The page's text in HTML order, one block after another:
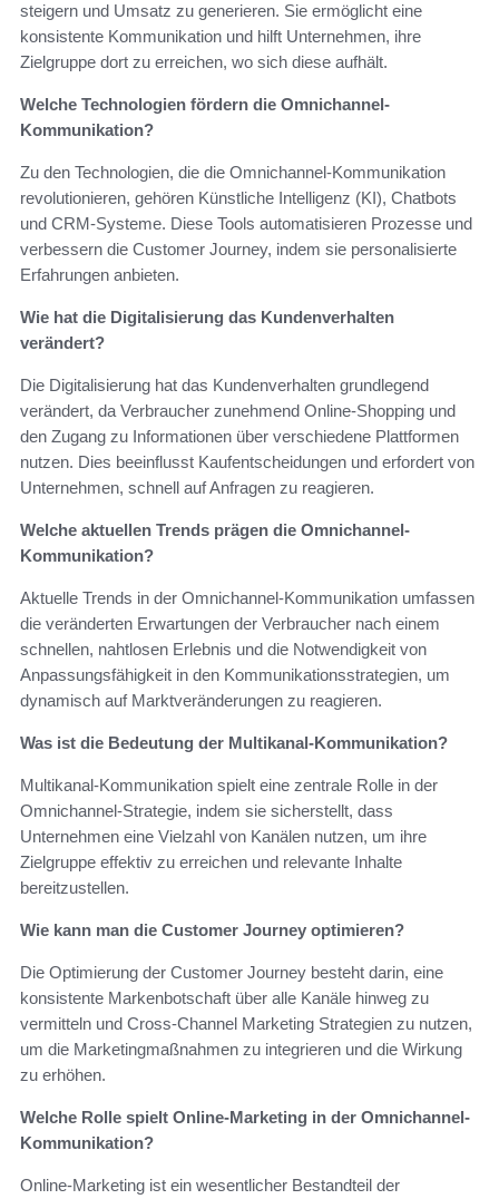
steigern und Umsatz zu generieren. Sie ermöglicht eine
konsistente Kommunikation und hilft Unternehmen, ihre
Zielgruppe dort zu erreichen, wo sich diese aufhält.
Welche Technologien fördern die Omnichannel-
Kommunikation?
Zu den Technologien, die die Omnichannel-Kommunikation
revolutionieren, gehören Künstliche Intelligenz (KI), Chatbots
und CRM-Systeme. Diese Tools automatisieren Prozesse und
verbessern die Customer Journey, indem sie personalisierte
Erfahrungen anbieten.
Wie hat die Digitalisierung das Kundenverhalten
verändert?
Die Digitalisierung hat das Kundenverhalten grundlegend
verändert, da Verbraucher zunehmend Online-Shopping und
den Zugang zu Informationen über verschiedene Plattformen
nutzen. Dies beeinflusst Kaufentscheidungen und erfordert von
Unternehmen, schnell auf Anfragen zu reagieren.
Welche aktuellen Trends prägen die Omnichannel-
Kommunikation?
Aktuelle Trends in der Omnichannel-Kommunikation umfassen
die veränderten Erwartungen der Verbraucher nach einem
schnellen, nahtlosen Erlebnis und die Notwendigkeit von
Anpassungsfähigkeit in den Kommunikationsstrategien, um
dynamisch auf Marktveränderungen zu reagieren.
Was ist die Bedeutung der Multikanal-Kommunikation?
Multikanal-Kommunikation spielt eine zentrale Rolle in der
Omnichannel-Strategie, indem sie sicherstellt, dass
Unternehmen eine Vielzahl von Kanälen nutzen, um ihre
Zielgruppe effektiv zu erreichen und relevante Inhalte
bereitzustellen.
Wie kann man die Customer Journey optimieren?
Die Optimierung der Customer Journey besteht darin, eine
konsistente Markenbotschaft über alle Kanäle hinweg zu
vermitteln und Cross-Channel Marketing Strategien zu nutzen,
um die Marketingmaßnahmen zu integrieren und die Wirkung
zu erhöhen.
Welche Rolle spielt Online-Marketing in der Omnichannel-
Kommunikation?
Online-Marketing ist ein wesentlicher Bestandteil der